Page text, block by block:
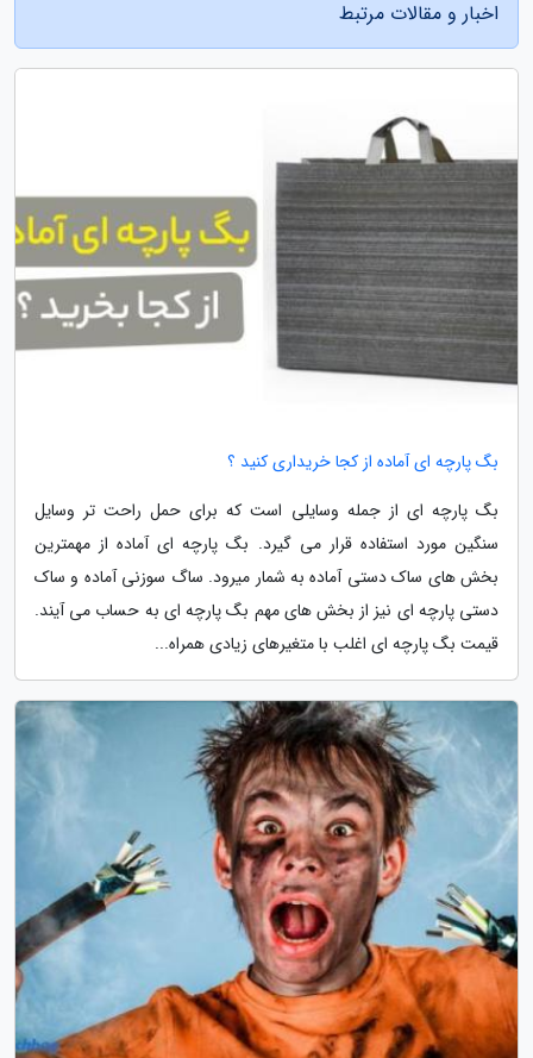
اخبار و مقالات مرتبط
بگ پارچه ای آماده از کجا خریداری کنید ؟
بگ پارچه ای از جمله وسایلی است که برای حمل راحت تر وسایل
سنگین مورد استفاده قرار می گیرد. بگ پارچه ای آماده از مهمترین
بخش های ساک دستی آماده به شمار میرود. ساگ سوزنی آماده و ساک
دستی پارچه ای نیز از بخش های مهم بگ پارچه ای به حساب می آیند.
قیمت بگ پارچه ای اغلب با متغیرهای زیادی همراه...